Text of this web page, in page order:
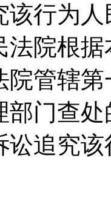
该行为
法院根
院管辖
部门查
讼追究